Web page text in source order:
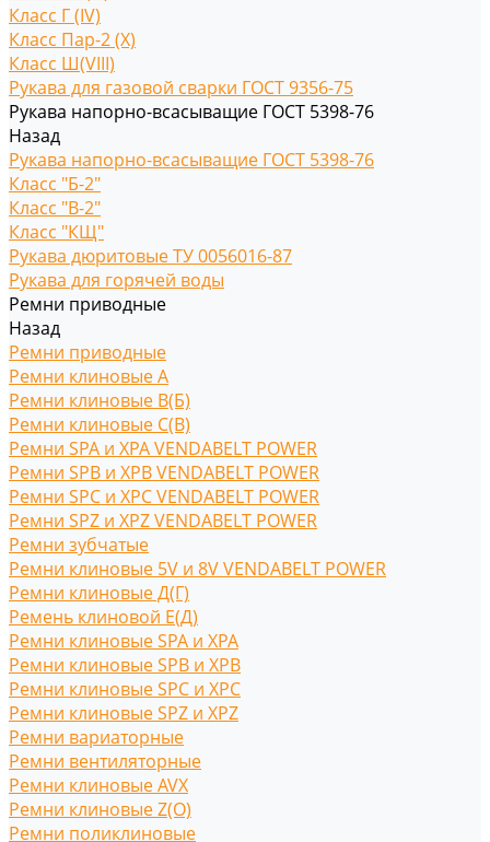
Класс Г (IV)
Класс Пар-2 (X)
Класс Ш(VIII)
Рукава для газовой сварки ГОСТ 9356-75
Рукава напорно-всасыващие ГОСТ 5398-76
Назад
Рукава напорно-всасыващие ГОСТ 5398-76
Класс "Б-2"
Класс "В-2"
Класс "КЩ"
Рукава дюритовые ТУ 0056016-87
Рукава для горячей воды
Ремни приводные
Назад
Ремни приводные
Ремни клиновые A
Ремни клиновые В(Б)
Ремни клиновые С(B)
Ремни SPA и XPA VENDABELT POWER
Ремни SPB и XPB VENDABELT POWER
Ремни SPC и XPC VENDABELT POWER
Ремни SPZ и XPZ VENDABELT POWER
Ремни зубчатые
Ремни клиновые 5V и 8V VENDABELT POWER
Ремни клиновые Д(Г)
Ремень клиновой Е(Д)
Ремни клиновые SPA и XPA
Ремни клиновые SPB и XPB
Ремни клиновые SPC и XPC
Ремни клиновые SPZ и XPZ
Ремни вариаторные
Ремни вентиляторные
Ремни клиновые AVX
Ремни клиновые Z(O)
Ремни поликлиновые